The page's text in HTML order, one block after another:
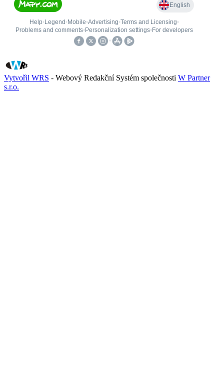
Vytvořil WRS - Webový Redakční Systém společnosti W Partner
s.r.o.